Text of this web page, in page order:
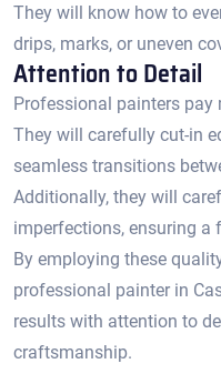
They will know how to
drips, marks, or uneven
Attention to Detail
Professional painters
They will carefully cut-in
seamless transitions
Additionally, they will
imperfections, ensuring a
By employing these
professional painter in
results with attention to
craftsmanship.​